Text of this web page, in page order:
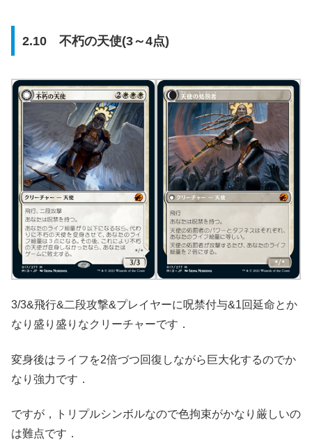
2.10 不朽の天使(3～4点)
3/3&飛行&二段攻撃&プレイヤーに呪禁付与&1回延命とか
なり盛り盛りなクリーチャーです．
変身後はライフを2倍づつ回復しながら巨大化するのでか
なり強力です．
ですが，トリプルシンボルなので色拘束がかなり厳しいの
は難点です．